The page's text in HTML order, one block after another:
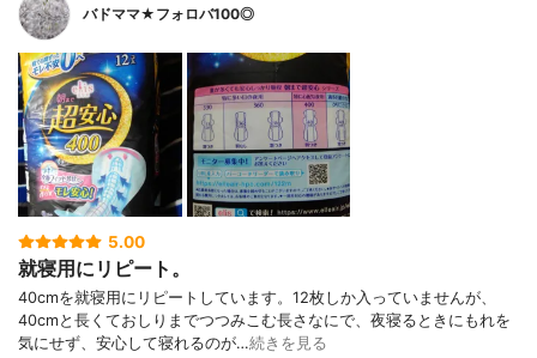
バドママ★フォロバ100◎
5.00
就寝用にリピート。
40cmを就寝用にリピートしています。12枚しか入っていませんが、
40cmと長くておしりまでつつみこむ長さなにで、夜寝るときにもれを
気にせず、安心して寝れるのが…続きを見る